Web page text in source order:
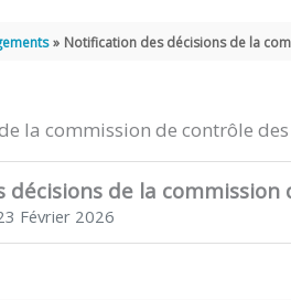
Notification des décisions de la
la commission de contrôle
décisions de la
Février 2026